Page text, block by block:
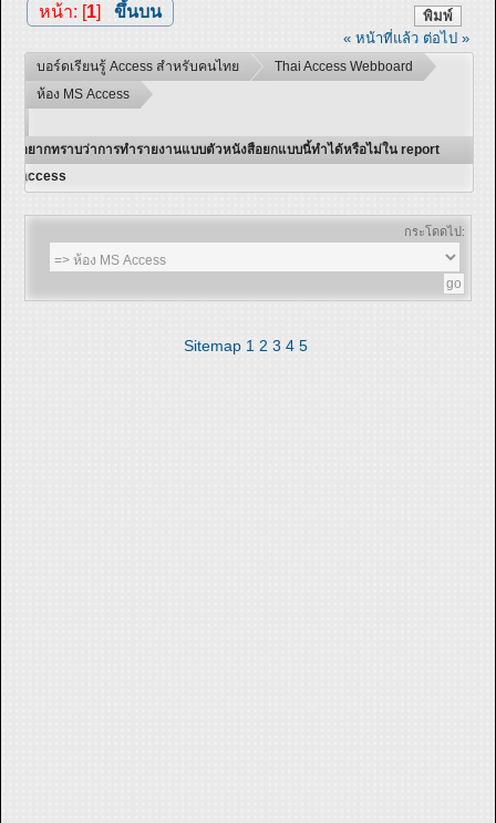
พิมพ์
หน้า: [1] ขึ้นบน
« หน้าที่แล้ว ต่อไป »
บอร์ดเรียนรู้ Access สำหรับคนไทย
Thai Access Webboard
ห้อง MS Access
อยากทราบว่าการทำรายงานแบบตัวหนังสือยกแบบนี้ทำได้หรือไม่ใน report
access
กระโดดไป:
Sitemap 1 2 3 4 5